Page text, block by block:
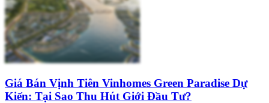
Giá Bán Vịnh Tiên Vinhomes Green Paradise Dự
Kiến: Tại Sao Thu Hút Giới Đầu Tư?